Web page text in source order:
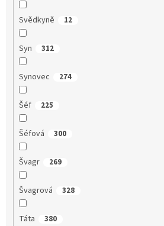
Svědkyně 12
Syn 312
Synovec 274
Šéf 225
Šéfová 300
Švagr 269
Švagrová 328
Táta 380